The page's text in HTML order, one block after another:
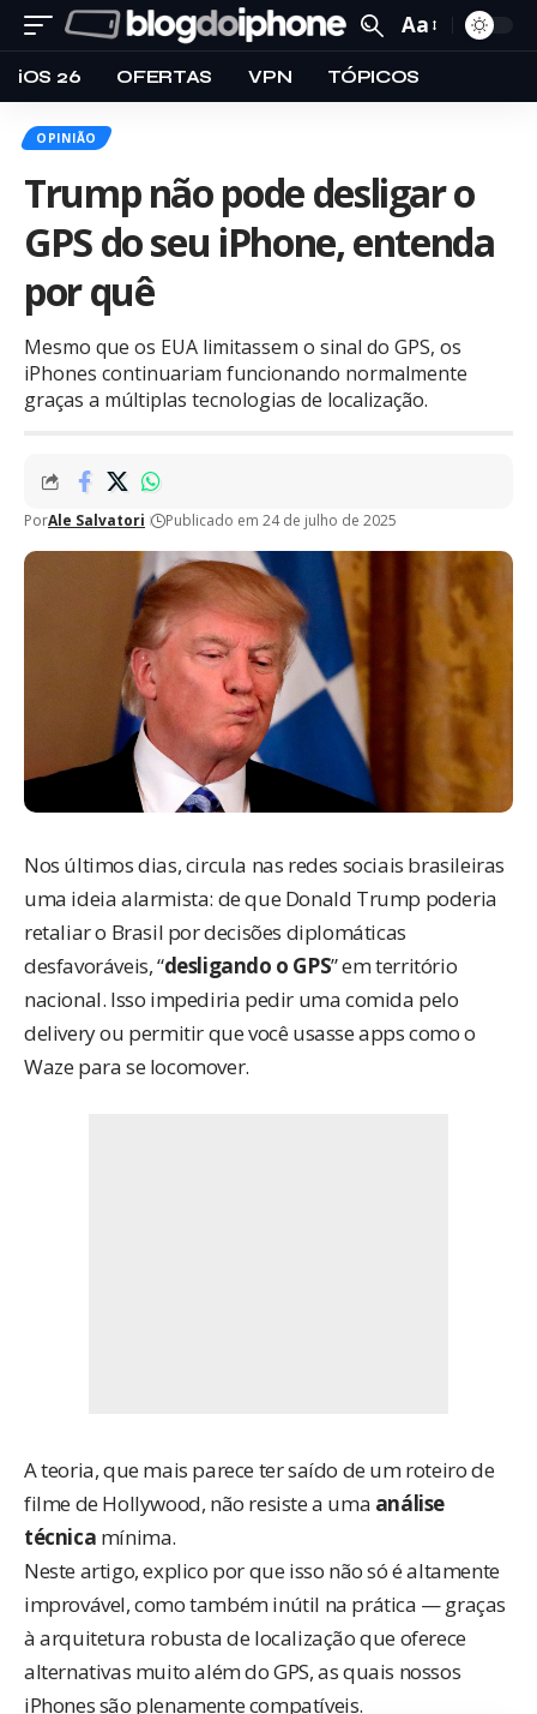
Aa
iOS 26 OFERTAS VPN TÓPICOS
OPINIÃO
Trump não pode desligar o
GPS do seu iPhone, entenda
por quê
Mesmo que os EUA limitassem o sinal do GPS, os
iPhones continuariam funcionando normalmente
graças a múltiplas tecnologias de localização.
PorAle Salvatori Publicado em 24 de julho de 2025
Nos últimos dias, circula nas redes sociais brasileiras
uma ideia alarmista: de que Donald Trump poderia
retaliar o Brasil por decisões diplomáticas
desfavoráveis, “desligando o GPS” em território
nacional. Isso impediria pedir uma comida pelo
delivery ou permitir que você usasse apps como o
Waze para se locomover.
A teoria, que mais parece ter saído de um roteiro de
filme de Hollywood, não resiste a uma análise
técnica mínima.
Neste artigo, explico por que isso não só é altamente
improvável, como também inútil na prática — graças
à arquitetura robusta de localização que oferece
alternativas muito além do GPS, as quais nossos
iPhones são plenamente compatíveis.